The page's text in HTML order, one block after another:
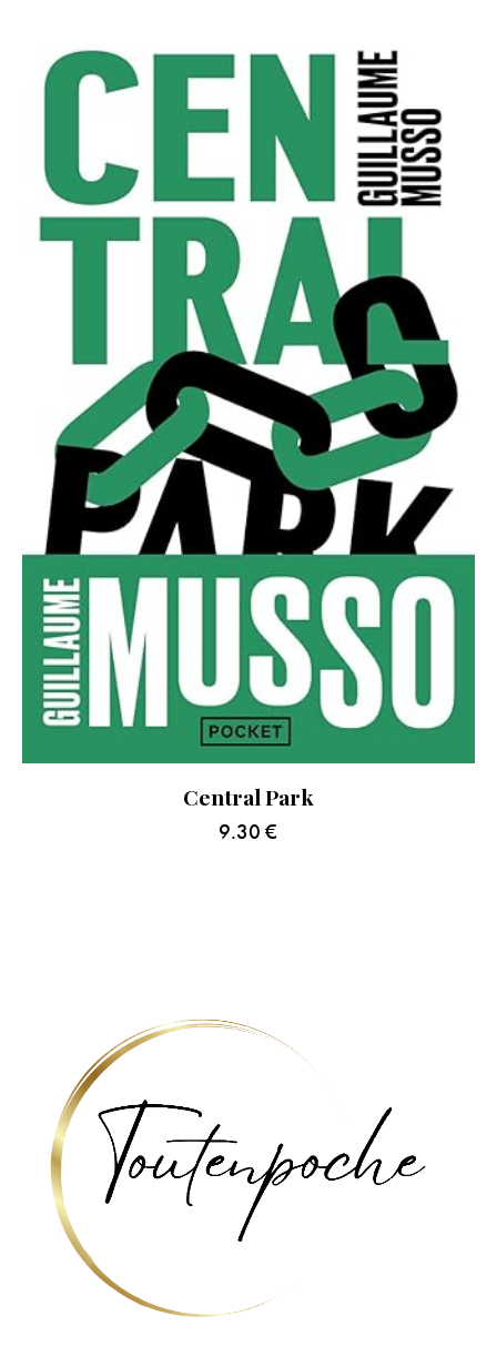
Central Park
9.30 €